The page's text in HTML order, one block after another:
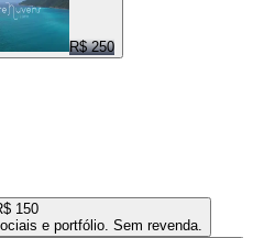
R$ 250
150
e portfólio. Sem revenda.